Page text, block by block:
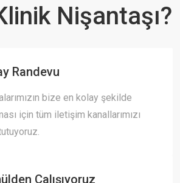
Nişantaşı?
Randevu
bize en kolay şekilde
için tüm iletişim kanallarımızı
Çalışıyoruz